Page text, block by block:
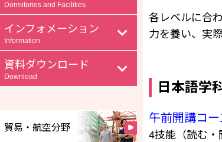
各レベルに合
力を養い、実
日本語学
午前開講コー
4技能（読む・
Dormitories and Facilities
インフォメーション
Information
資料ダウンロード
Download
貿易・航空分野